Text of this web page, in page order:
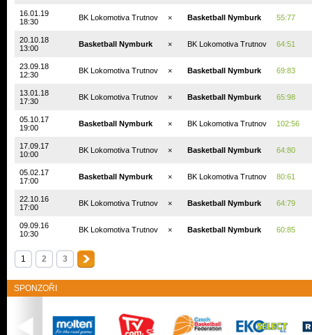
16.01.19
18:30
BK Lokomotiva Trutnov × Basketball Nymburk 55:77
20.10.18
13:00
Basketball Nymburk × BK Lokomotiva Trutnov 64:51
23.09.18
12:30
BK Lokomotiva Trutnov × Basketball Nymburk 69:83
13.01.18
17:30
BK Lokomotiva Trutnov × Basketball Nymburk 65:98
05.10.17
19:00
Basketball Nymburk × BK Lokomotiva Trutnov 102:56
17.09.17
10:00
BK Lokomotiva Trutnov × Basketball Nymburk 64:80
05.02.17
17:00
Basketball Nymburk × BK Lokomotiva Trutnov 80:61
22.10.16
17:00
BK Lokomotiva Trutnov × Basketball Nymburk 64:79
09.09.16
10:30
BK Lokomotiva Trutnov × Basketball Nymburk 60:85
1 2 3
SPONZOŘI